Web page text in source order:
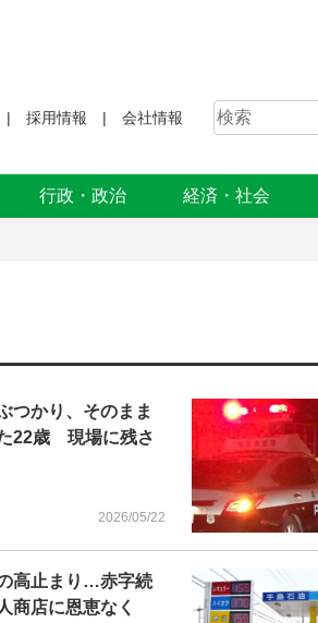
採用情報 会社情報
行政・政治 経済・社会
かり、そのまま
22歳 現場に残さ
2026/05/22
高止まり…赤字続
商店に恩恵なく